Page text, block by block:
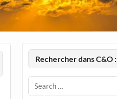
Rechercher dans C&O :